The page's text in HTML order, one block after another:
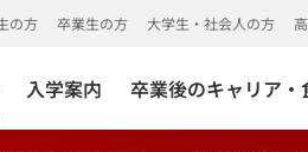
入学案内 卒業後のキャリア・
の方 卒業生の方 大学生・社会人の方